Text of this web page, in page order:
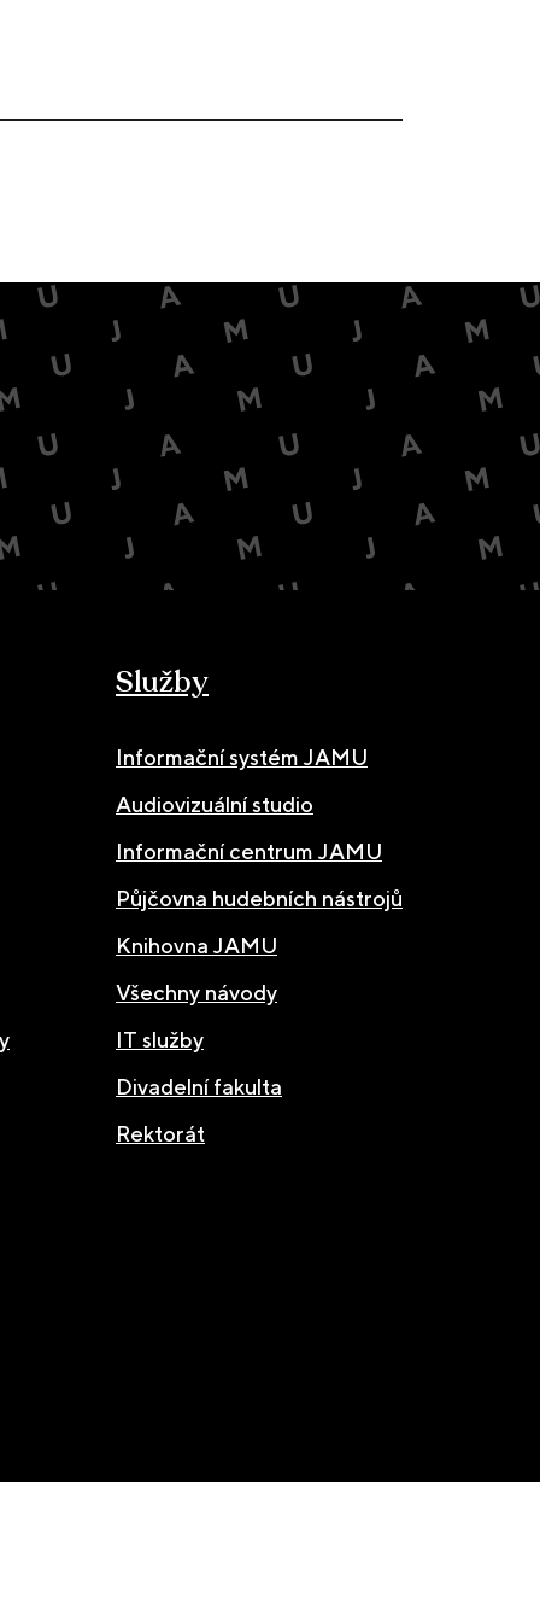
Služby
Informační systém JAMU
Audiovizuální studio
Informační centrum JAMU
Půjčovna hudebních nástrojů
Knihovna JAMU
Všechny návody
IT služby
Divadelní fakulta
Rektorát